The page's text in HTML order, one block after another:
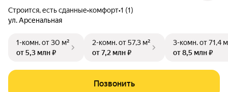
Строится, есть сданные•комфорт•1 (1)
ул. Арсенальная
1-комн.от 30 м²
от 5,3 млн ₽
2-комн.от 57,3 м²
от 7,2 млн ₽
3-комн.от 71,4
от 8,5 млн ₽
Позвонить